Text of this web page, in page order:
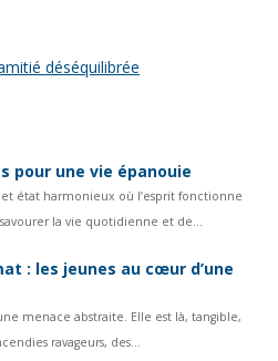
déséquilibrée
pour une vie épanouie
état harmonieux où l’esprit fonctionne
la vie quotidienne et de...
: les jeunes au cœur d’une
menace abstraite. Elle est là, tangible,
ravageurs, des...